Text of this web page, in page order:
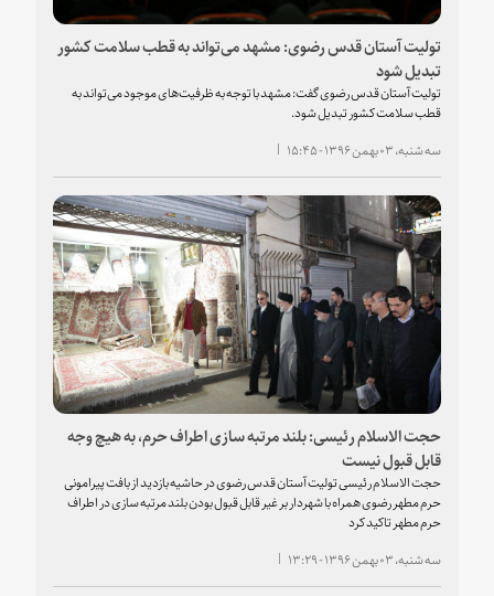
تولیت آستان قدس رضوی: مشهد می‌تواند به قطب سلامت کشور
تبدیل شود
تولیت آستان قدس رضوی گفت: مشهد با توجه به ظرفیت‌های موجود می‌تواند به
قطب سلامت کشور تبدیل شود.
سه شنبه، ۰۳ بهمن ۱۳۹۶ - ۱۵:۴۵
حجت الاسلام رئیسی: بلند مرتبه سازی اطراف حرم، به هیچ وجه
قابل قبول نیست
حجت الاسلام رئیسی تولیت آستان قدس رضوی در حاشیه بازدید از بافت پیرامونی
حرم مطهر رضوی همراه با شهردار بر غیر قابل قبول بودن بلند مرتبه سازی در اطراف
حرم مطهر تاکید کرد
سه شنبه، ۰۳ بهمن ۱۳۹۶ - ۱۳:۲۹